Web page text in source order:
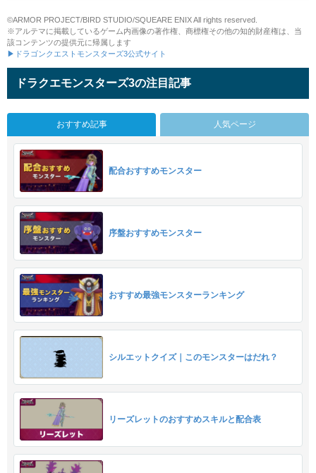
©ARMOR PROJECT/BIRD STUDIO/SQUEARE ENIX All rights reserved.
※アルテマに掲載しているゲーム内画像の著作権、商標権その他の知的財産権は、当
該コンテンツの提供元に帰属します
▶ドラゴンクエストモンスターズ3公式サイト
ドラクエモンスターズ3の注目記事
おすすめ記事 人気ページ
配合おすすめモンスター
序盤おすすめモンスター
おすすめ最強モンスターランキング
シルエットクイズ｜このモンスターはだれ？
リーズレットのおすすめスキルと配合表